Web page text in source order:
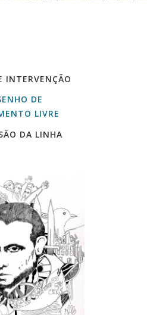
INTERVENÇÃO
DE
LIVRE
DA LINHA